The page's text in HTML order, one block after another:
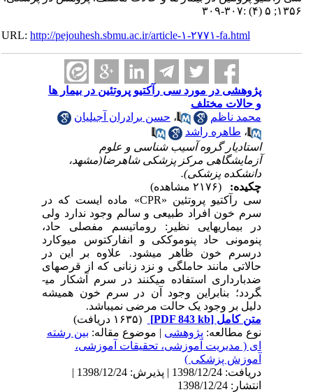
۱۳۵۶; ۵ (۴) :۳۰۷-۳۰۹
URL:http://pejouhesh.sbmu.ac.ir/article-۱-۲۷۷۱-fa.html
پژوهشی در مورد سی رآکتیو پروتئین در بیمار ها
و حالات مختلف
محمد ناظم
،حسن برادران آجیلیان
،طاهره راشد
استادیار گروه آسیب شناسی و علوم
آزمایشگاهی مرکز پزشکی شاهرضا(مشهد،
دانشکده پزشکی).
چکیده:
سی رآکتیو پروتئین «CPR» ماده ایست که در
سرم خون افراد طبیعی و سالم وجود ندارد ولی
در بیماری­هایی نظیر: روماتیسم مفصلی حاد،
پنومونی حاد پنوموککی و انفارکتوس میوکارد
درسرم خون ظاهر می­شود. علاوه بر این در
حالاتی مانند حاملگی و نزد زنانی که از قرص­های
ضدبارداری استفاده می­کنند در سرم آشکار می­
گردد؛ بنابراین وجود آن در سرم خون همیشه
دلیل بر وجود یک حالت مرضی نمی­باشد.
متن کامل[PDF 843 kb]
نوع مطالعه:پژوهشی| موضوع مقاله:بین رشته
ای ( مدیریت آموزشی، تحقیقات آموزشی،
آموزش پزشکی )
دریافت: 1398/12/24 | پذیرش: 1398/12/24 |
انتشار: 1398/12/24